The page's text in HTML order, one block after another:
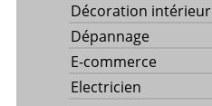
Décoration intérieur
Dépannage
E-commerce
Electricien